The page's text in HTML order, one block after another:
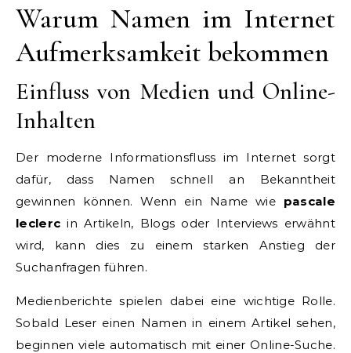
Warum Namen im Internet
Aufmerksamkeit bekommen
Einfluss von Medien und Online-
Inhalten
Der moderne Informationsfluss im Internet sorgt
dafür, dass Namen schnell an Bekanntheit
gewinnen können. Wenn ein Name wie pascale
leclerc in Artikeln, Blogs oder Interviews erwähnt
wird, kann dies zu einem starken Anstieg der
Suchanfragen führen.
Medienberichte spielen dabei eine wichtige Rolle.
Sobald Leser einen Namen in einem Artikel sehen,
beginnen viele automatisch mit einer Online-Suche.